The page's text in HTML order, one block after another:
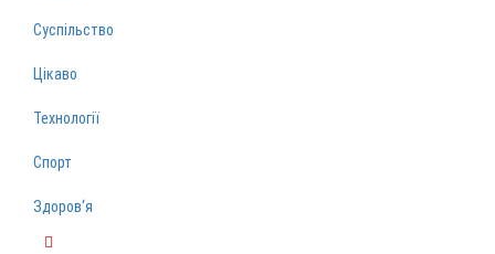
Суспільство
Цікаво
Технології
Спорт
Здоров‘я